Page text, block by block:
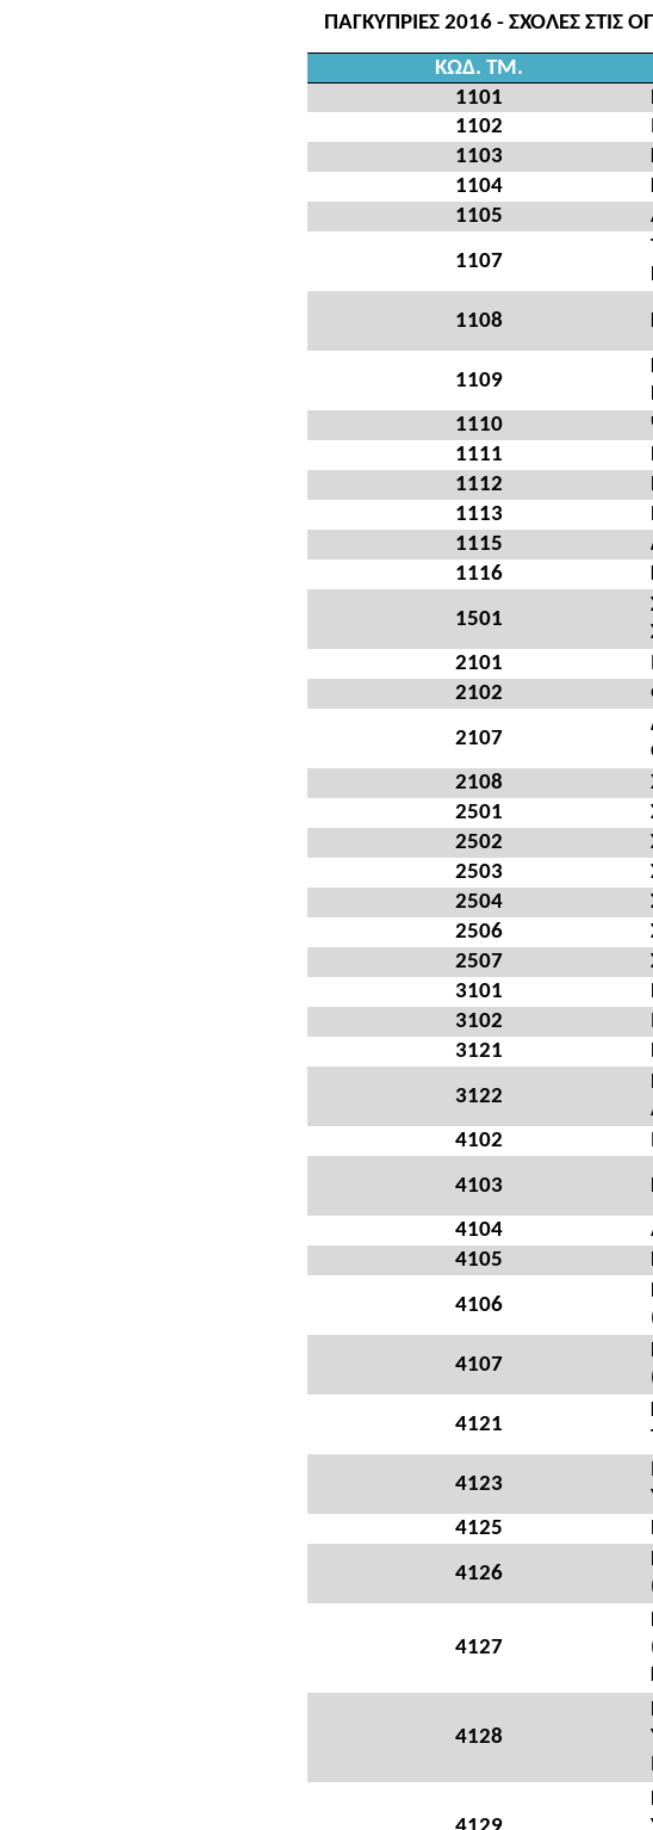
ΠΑΓΚΥΠΡΙΕΣ 2016 - ΣΧΟΛΕΣ
ΚΩΔ. ΤΜ.
1101
1102
1103
1104
1105
1107
1108
1109
1110
1111
1112
1113
1115
1116
1501
2101
2102
2107
2108
2501
2502
2503
2504
2506
2507
3101
3102
3121
3122
4102
4103
4104
4105
4106
4107
4121
4123
4125
4126
4127
4128